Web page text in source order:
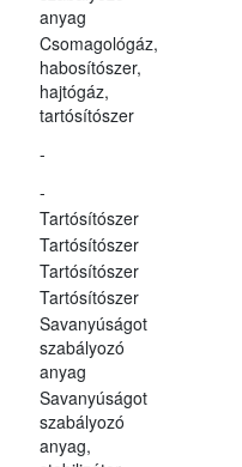
anyag
Csomagológáz,
habosítószer,
hajtógáz,
tartósítószer
-
-
Tartósítószer
Tartósítószer
Tartósítószer
Tartósítószer
Savanyúságot
szabályozó
anyag
Savanyúságot
szabályozó
anyag,